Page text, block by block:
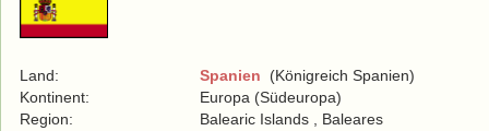
Land: Spanien (Königreich Spanien)
Kontinent:
Europa (Südeuropa)
Region:
Balearic Islands , Baleares